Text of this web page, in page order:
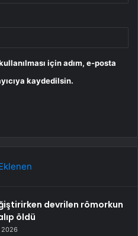
için adım, e-posta
kaydedilsin.
devrilen römorkun
öldü
2026